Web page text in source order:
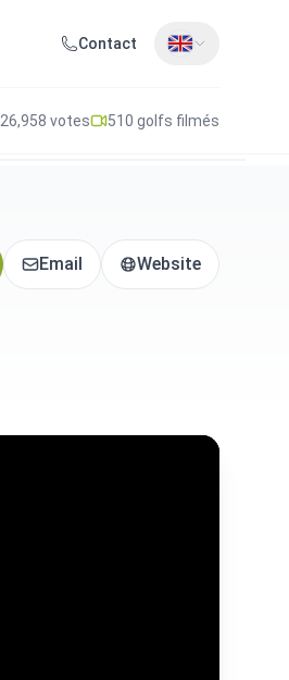
Contact
26,958 votes 510 golfs filmés
Email Website